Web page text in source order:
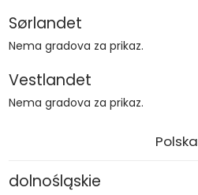
Sørlandet
Nema gradova za prikaz.
Vestlandet
Nema gradova za prikaz.
Polska
dolnośląskie